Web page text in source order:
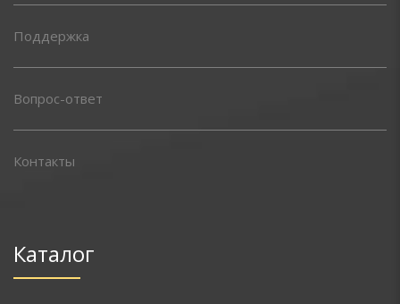
Поддержка
Вопрос-ответ
Контакты
Каталог